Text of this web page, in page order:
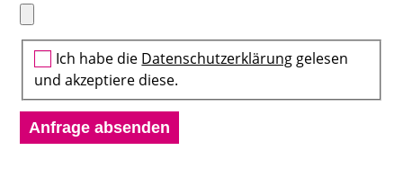
Ich habe die Datenschutzerklärung gelesen
und akzeptiere diese.
Anfrage absenden